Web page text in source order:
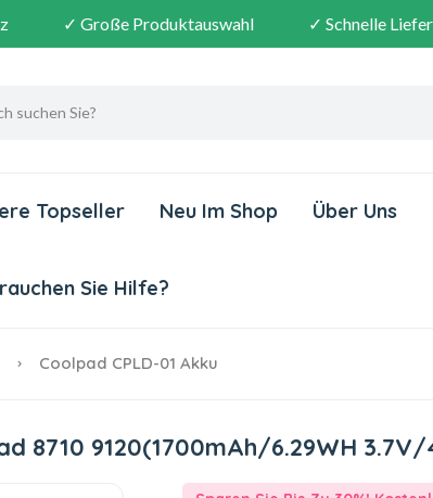
✓ Große Produktauswahl ✓ Schnelle
Topseller Neu Im Shop Über Uns
Sie Hilfe?
Coolpad CPLD-01 Akku
8710 9120(1700mAh/6.29WH 3.7V/